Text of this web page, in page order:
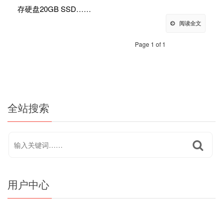
存硬盘20GB SSD……
阅读全文
Page 1 of 1
全站搜索
用户中心